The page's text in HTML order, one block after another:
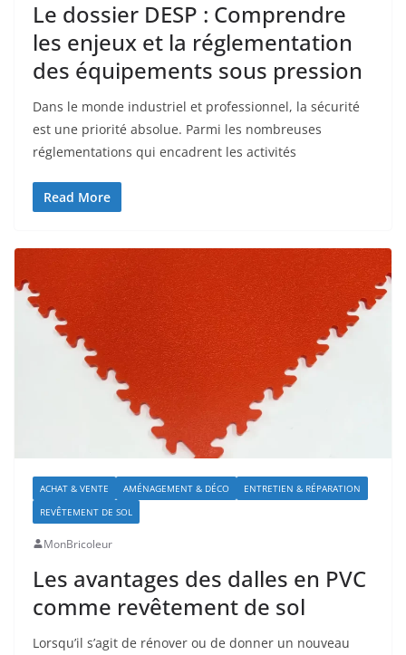
Le dossier DESP : Comprendre
les enjeux et la réglementation
des équipements sous pression
Dans le monde industriel et professionnel, la sécurité
est une priorité absolue. Parmi les nombreuses
réglementations qui encadrent les activités
Read More
ACHAT & VENTE AMÉNAGEMENT & DÉCO
ENTRETIEN & RÉPARATION
REVÊTEMENT DE SOL
MonBricoleur
Les avantages des dalles en PVC
comme revêtement de sol
Lorsqu’il s’agit de rénover ou de donner un nouveau